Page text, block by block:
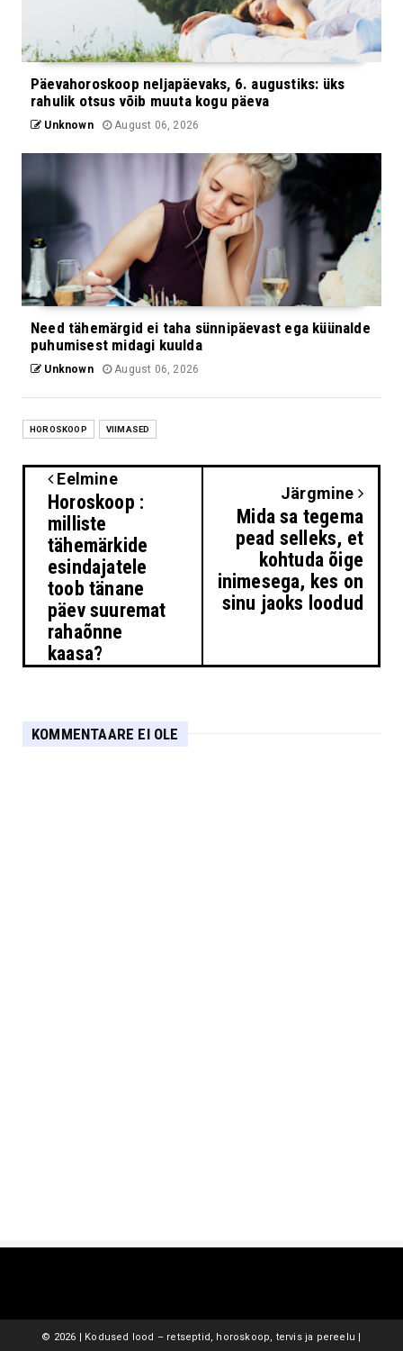
Päevahoroskoop neljapäevaks, 6. augustiks: üks
rahulik otsus võib muuta kogu päeva
Unknown August 06, 2026
Need tähemärgid ei taha sünnipäevast ega küünalde
puhumisest midagi kuulda
Unknown August 06, 2026
HOROSKOOP VIIMASED
Eelmine
Horoskoop :
milliste
tähemärkide
esindajatele
toob tänane
päev suuremat
rahaõnne
kaasa?
Järgmine
Mida sa tegema
pead selleks, et
kohtuda õige
inimesega, kes on
sinu jaoks loodud
KOMMENTAARE EI OLE
© 2026 | Kodused lood – retseptid, horoskoop, tervis ja pereelu |